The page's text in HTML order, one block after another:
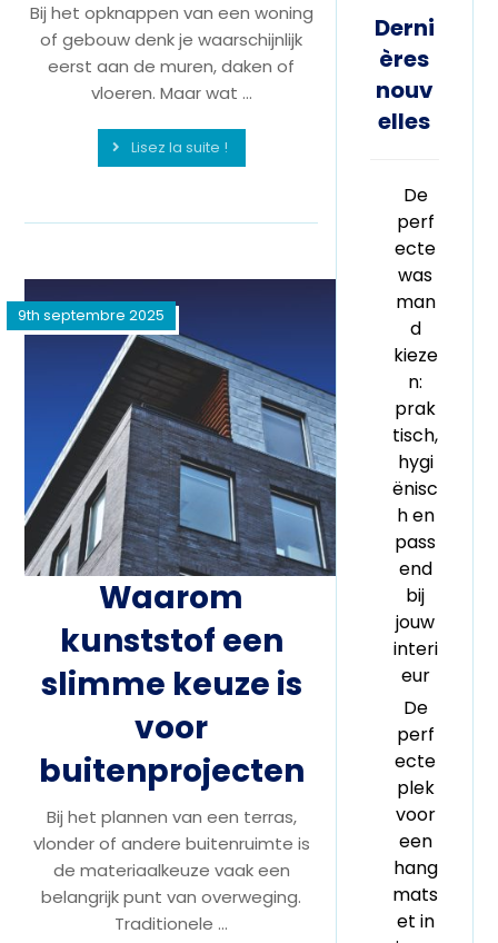
Bij het opknappen van een woning
of gebouw denk je waarschijnlijk
eerst aan de muren, daken of
vloeren. Maar wat ...
Lisez la suite !
Waarom
kunststof een
slimme keuze is
voor
buitenprojecten
9th septembre 2025
Bij het plannen van een terras,
vlonder of andere buitenruimte is
de materiaalkeuze vaak een
belangrijk punt van overweging.
Traditionele ...
Derni
ères
nouv
elles
De
perf
ecte
was
man
d
kieze
n:
prak
tisch,
hygi
ënisc
h en
pass
end
bij
jouw
interi
eur
De
perf
ecte
plek
voor
een
hang
mats
et in